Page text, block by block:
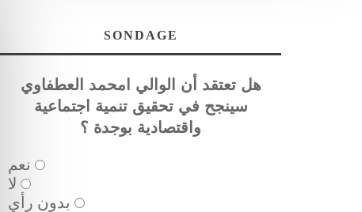
SONDAGE
هل تعتقد أن الوالي امحمد العطفاوي
سينجح في تحقيق تنمية اجتماعية
واقتصادية بوجدة ؟
نعم
لا
بدون رأي